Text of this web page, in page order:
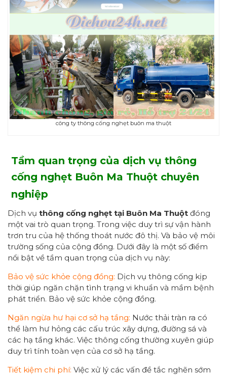
công ty thông cống nghẹt buôn ma thuột
Tầm quan trọng của dịch vụ thông
cống nghẹt Buôn Ma Thuột chuyên
nghiệp
Dịch vụ thông cống nghẹt tại Buôn Ma Thuột đóng
một vai trò quan trọng. Trong việc duy trì sự vận hành
trơn tru của hệ thống thoát nước đô thị. Và bảo vệ môi
trường sống của cộng đồng. Dưới đây là một số điểm
nổi bật về tầm quan trọng của dịch vụ này:
Bảo vệ sức khỏe cộng đồng: Dịch vụ thông cống kịp
thời giúp ngăn chặn tình trạng vi khuẩn và mầm bệnh
phát triển. Bảo vệ sức khỏe cộng đồng.
Ngăn ngừa hư hại cơ sở hạ tầng: Nước thải tràn ra có
thể làm hư hỏng các cấu trúc xây dựng, đường sá và
các hạ tầng khác. Việc thông cống thường xuyên giúp
duy trì tính toàn vẹn của cơ sở hạ tầng.
Tiết kiệm chi phí: Việc xử lý các vấn đề tắc nghẽn sớm